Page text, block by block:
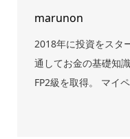
marunon
2018年に投資をスタ
通してお金の基礎知
FP2級を取得。 マイ